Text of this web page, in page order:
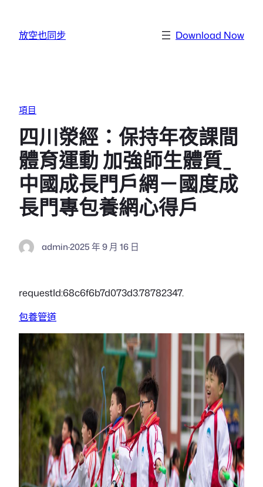
放空也同步 Download Now
項目
四川滎經：保持年夜課間
體育運動 加強師生體質_
中國成長門戶網－國度成
長門專包養網心得戶
admin·2025 年 9 月 16 日
requestId:68c6f6b7d073d3.78782347.
包養管道